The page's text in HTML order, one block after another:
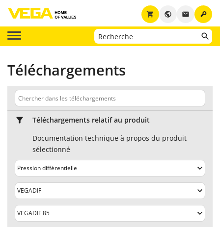
key
email
public
shopping_cart
Téléchargements
Téléchargements relatif au produit
Documentation technique à propos du produit
sélectionné